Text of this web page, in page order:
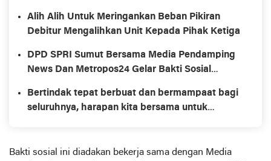
Alih Alih Untuk Meringankan Beban Pikiran
Debitur Mengalihkan Unit Kepada Pihak Ketiga
DPD SPRI Sumut Bersama Media Pendamping
News Dan Metropos24 Gelar Bakti Sosial
Bertindak tepat berbuat dan bermampaat bagi
seluruhnya, harapan kita bersama untuk
Bakti sosial ini diadakan bekerja sama dengan Media